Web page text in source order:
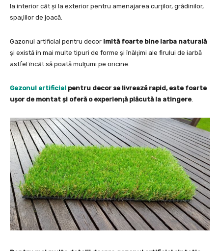
la interior cât şi la exterior pentru amenajarea curţilor, grădinilor,
spaţiilor de joacă.
Gazonul artificial pentru decor imită foarte bine iarba naturală
şi există în mai multe tipuri de forme şi înălţimi ale firului de iarbă
astfel încât să poată mulţumi pe oricine.
Gazonul artificial pentru decor se livrează rapid, este foarte
uşor de montat şi oferă o experienţă plăcută la atingere.